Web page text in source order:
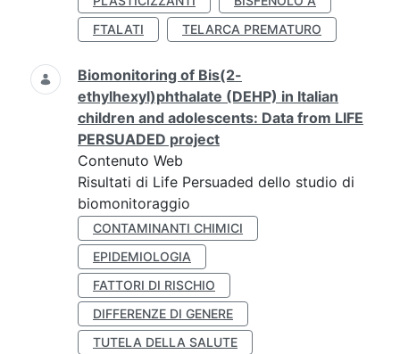
FTALATI
TELARCA PREMATURO
Biomonitoring of Bis(2-
ethylhexyl)phthalate (DEHP) in Italian
children and adolescents: Data from LIFE
PERSUADED project
Contenuto Web
Risultati di Life Persuaded dello studio di
biomonitoraggio
CONTAMINANTI CHIMICI
EPIDEMIOLOGIA
FATTORI DI RISCHIO
DIFFERENZE DI GENERE
TUTELA DELLA SALUTE